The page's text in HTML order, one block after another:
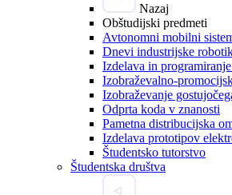
Nazaj
Obštudijski predmeti
Avtonomni mobilni
Dnevi industrijske
Izdelava in
Izobraževalno-
Izobraževanje
Odprta koda v znanosti
Pametna distribucijska
Izdelava prototipov
Študentsko tutorstvo
Študentska društva